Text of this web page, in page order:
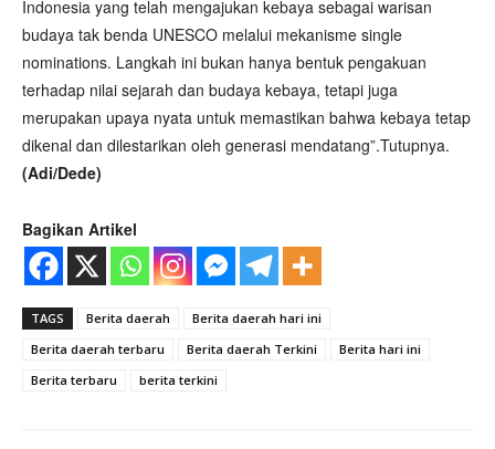
Indonesia yang telah mengajukan kebaya sebagai warisan
budaya tak benda UNESCO melalui mekanisme single
nominations. Langkah ini bukan hanya bentuk pengakuan
terhadap nilai sejarah dan budaya kebaya, tetapi juga
merupakan upaya nyata untuk memastikan bahwa kebaya tetap
dikenal dan dilestarikan oleh generasi mendatang”.Tutupnya.
(Adi/Dede)
Bagikan Artikel
TAGS Berita daerah
Berita daerah hari ini
Berita daerah terbaru
Berita daerah Terkini
Berita hari ini
Berita terbaru
berita terkini